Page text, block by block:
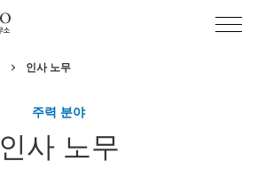
인사 노무
주력 분야
인사 노무